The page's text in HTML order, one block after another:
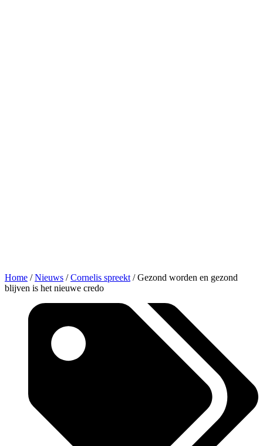
Home /Nieuws /Cornelis spreekt /Gezond worden en gezond
blijven is het nieuwe credo